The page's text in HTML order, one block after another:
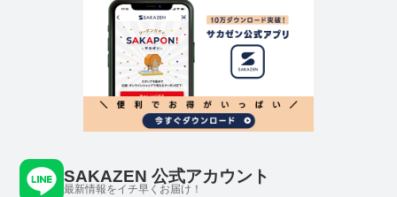
SAKAZEN 公式アカウント
最新情報をイチ早くお届け！